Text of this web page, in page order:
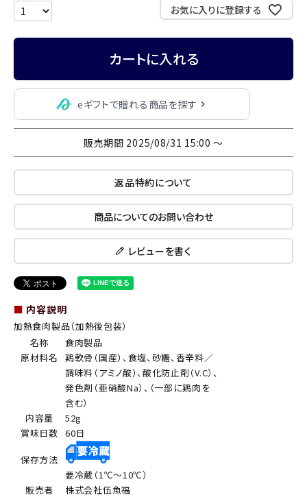
お気に入りに登録する
カートに入れる
eギフトで贈れる商品を探す
販売期間 2025/08/31 15:00〜
返品特約について
商品についてのお問い合わせ
レビューを書く
■ 内容説明
加熱食肉製品（加熱後包装）
名称
食肉製品
原材料名
鶏軟骨（国産）、食塩、砂糖、香辛料／
調味料（アミノ酸）、酸化防止剤（V.C）、
発色剤（亜硝酸Na）、（一部に鶏肉を
含む）
内容量
52g
賞味日数 60日
保存方法
要冷蔵（1℃～10℃）
販売者
株式会社伍魚福